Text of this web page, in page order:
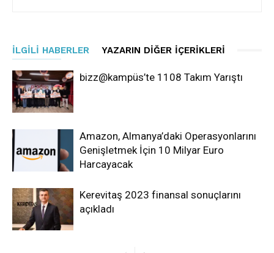
İLGILI HABERLER YAZARIN DIĞER İÇERIKLERI
bizz@kampüs’te 1108 Takım Yarıştı
Amazon, Almanya’daki Operasyonlarını
Genişletmek İçin 10 Milyar Euro
Harcayacak
Kerevitaş 2023 finansal sonuçlarını
açıkladı